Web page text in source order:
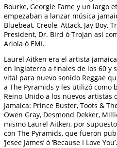
Bourke, Georgie Fame y un largo
empezaban a lanzar música
Bluebeat, Creole, Attack, Jay Boy,
President, Dr. Bird ó Trojan así
Ariola ó EMI.
Laurel Aitken era el artista
en Inglaterra a finales de los 60 y
vital para nuevo sonido Reggae
a The Pyramids y les utilizó como
Reino Unido a los nuevos artistas
Jamaica: Prince Buster, Toots &
Owen Gray, Desmond Dekker,
mismo Laurel Aitken, por
con The Pyramids, que fueron
‘Jesee James’ ó ‘Because I Love You’.